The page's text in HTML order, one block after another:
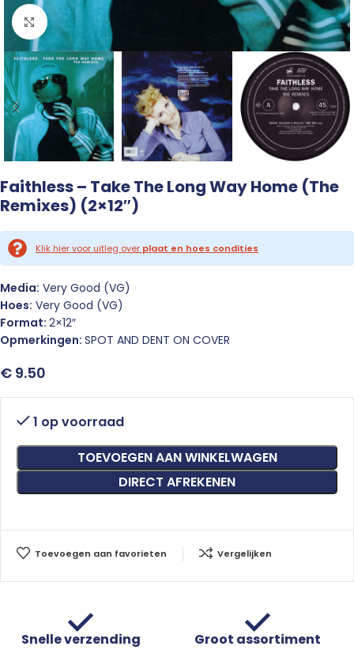
Click to enlarge
Faithless – Take The Long Way Home (The
Remixes) (2×12″)
Klik hier voor uitleg over plaat en hoes condities
Media: Very Good (VG)
Hoes: Very Good (VG)
Format: 2×12″
Opmerkingen: SPOT AND DENT ON COVER
€ 9.50
1 op voorraad
TOEVOEGEN AAN WINKELWAGEN
DIRECT AFREKENEN
Toevoegen aan favorieten Vergelijken
Snelle verzending Groot assortiment